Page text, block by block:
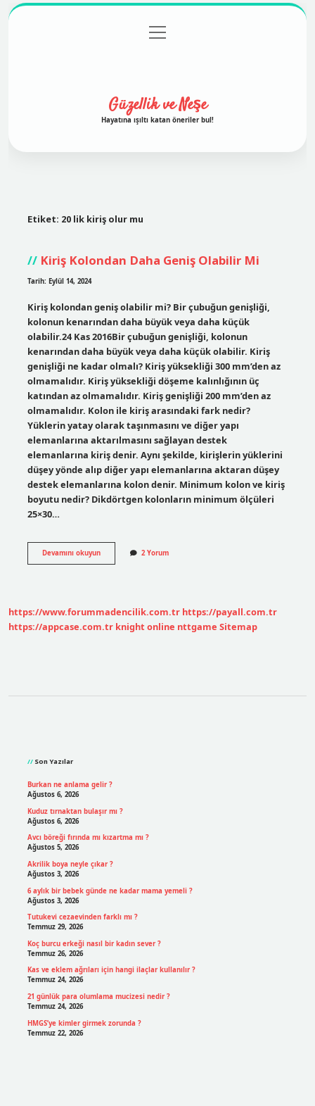
Gizlilik Politikası
menüyü
aç
Güzellik ve Neşe
Hayatına ışıltı katan öneriler bul!
Etiket: 20 lik kiriş olur mu
Kiriş Kolondan Daha Geniş Olabilir Mi
Tarih: Eylül 14, 2024
Kiriş kolondan geniş olabilir mi? Bir çubuğun genişliği,
kolonun kenarından daha büyük veya daha küçük
olabilir.24 Kas 2016Bir çubuğun genişliği, kolonun
kenarından daha büyük veya daha küçük olabilir. Kiriş
genişliği ne kadar olmalı? Kiriş yüksekliği 300 mm’den az
olmamalıdır. Kiriş yüksekliği döşeme kalınlığının üç
katından az olmamalıdır. Kiriş genişliği 200 mm’den az
olmamalıdır. Kolon ile kiriş arasındaki fark nedir?
Yüklerin yatay olarak taşınmasını ve diğer yapı
elemanlarına aktarılmasını sağlayan destek
elemanlarına kiriş denir. Aynı şekilde, kirişlerin yüklerini
düşey yönde alıp diğer yapı elemanlarına aktaran düşey
destek elemanlarına kolon denir. Minimum kolon ve kiriş
boyutu nedir? Dikdörtgen kolonların minimum ölçüleri
25×30…
Devamını okuyunKiriş
Kolondan
2 Yorum
https://www.forummadencilik.com.tr https://payall.com.tr
https://appcase.com.tr knight online nttgame Sitemap
Son Yazılar
Burkan ne anlama gelir ?
Ağustos 6, 2026
Kuduz tırnaktan bulaşır mı ?
Ağustos 6, 2026
Avcı böreği fırında mı kızartma mı ?
Ağustos 5, 2026
Akrilik boya neyle çıkar ?
Ağustos 3, 2026
6 aylık bir bebek günde ne kadar mama yemeli ?
Ağustos 3, 2026
Tutukevi cezaevinden farklı mı ?
Temmuz 29, 2026
Koç burcu erkeği nasıl bir kadın sever ?
Temmuz 26, 2026
Kas ve eklem ağrıları için hangi ilaçlar kullanılır ?
Temmuz 24, 2026
21 günlük para olumlama mucizesi nedir ?
Temmuz 24, 2026
HMGS’ye kimler girmek zorunda ?
Temmuz 22, 2026